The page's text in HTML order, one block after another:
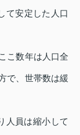
て安定した人口
こ数年は人口全
で、世帯数は緩
人員は縮小して